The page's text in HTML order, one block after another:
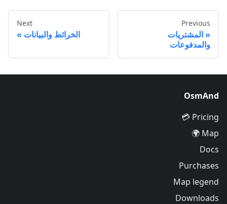
Previous
المشتريات
والمدفوعات
Next
الخرائط والبيانات
OsmAnd
Pricing 💳
Map 🌍
Docs
Purchases
Map legend
Downloads